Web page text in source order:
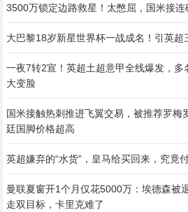
3500万锁定边路救星！太憋屈，国米接
大巴黎18岁新星世界杯一战成名！引英超
一夜7转2宣！英超土超意甲全线爆发，多
大变脸
国米接触热刺推进飞翼交易，被推荐罗梅
廷国脚价格超高
英超嫌弃的“水货”，皇马给买回来，究竟
曼联夏窗开1个月仅花5000万：埃德森被
走双目标，卡里克难了